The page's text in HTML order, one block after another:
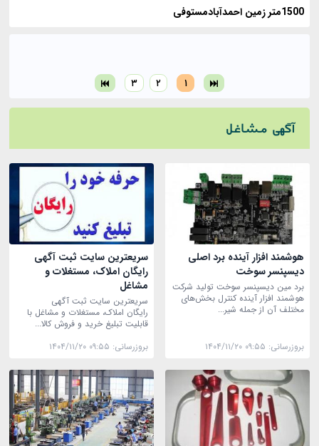
1500متر زمین احمدآبادمستوفی
۱ ۲ ۳
آگهی مشاغل
هوشمند افزار آینده برد اصلی
دیسپنسر سوخت
برد مین دیسپنسر سوخت تولید شرکت
هوشمند افزار آینده کنترل بخش‌های
مختلف آن از جمله شیر...
بروزرسانی: ۱۴۰۴/۱۱/۲۰ ۰۹:۵۵
سریعترین سایت ثبت آگهی
رایگان املاک، مستغلات و
مشاغل
سریعترین سایت ثبت آگهی
رایگان املاک، مستغلات و مشاغل با
قابلیت تبلیغ خرید و فروش کالا...
بروزرسانی: ۱۴۰۴/۱۱/۲۰ ۰۹:۵۵